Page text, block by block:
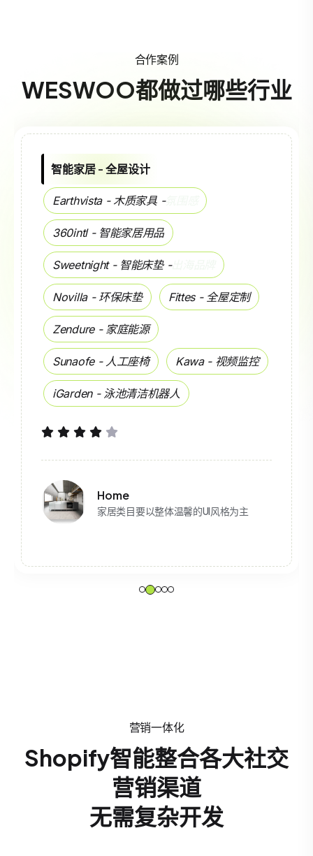
合作案例
WESWOO都做过哪些行业
氛围感
垫 - 出海品牌
Fittes - 全屋定制
Kawa - 视频监控
器人
整体温馨的UI风格为主
新时尚 - 设计定调
Calledback - 鞋
Oisiz - 爆品保温杯
Pet-tree - 设计单
Neoshine - 戒指
flowerknows - 花
Termino - 德国家
Saligia - 男士内裤
Soneven - 女性服
pannpann - 美国
Common-divisor
Nattaup - 内裤
营销一体化
Shopify智能整合各大社交
营销渠道
无需复杂开发